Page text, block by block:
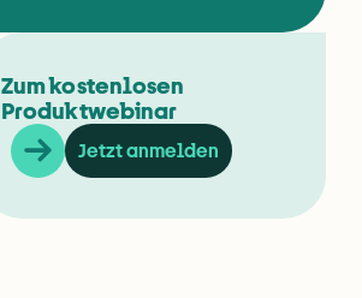
Zum kostenlosen
Produktwebinar
Jetzt anmelden